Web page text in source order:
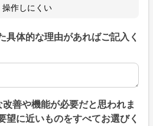
操作しにくい
具体的な理由があればご記入く
具体的な理由があればご記入くだ
善や機能が必要だと思われま
望に近いものをすべてお選びく